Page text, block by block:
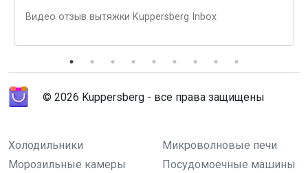
Видео отзыв вытяжки Kuppersberg Inbox
© 2026 Kuppersberg - все права защищены
Холодильники
Микроволновые печи
Морозильные камеры
Посудомоечные машины